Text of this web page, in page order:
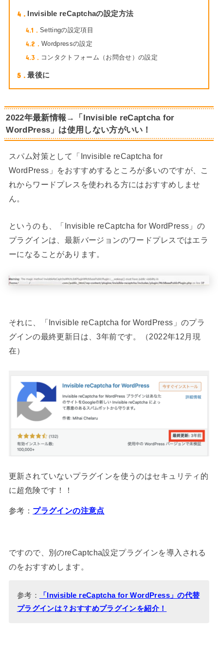
4 Invisible reCaptchaの設定方法
4.1 Settingの設定項目
4.2 Wordpressの設定
4.3 コンタクトフォーム（お問合せ）の設定
5 最後に
2022年最新情報→「Invisible reCaptcha for
WordPress」は使用しない方がいい！
スパム対策として「Invisible reCaptcha for
WordPress」をおすすめするところが多いのですが、こ
れからワードプレスを使われる方にはおすすめしませ
ん。
というのも、「Invisible reCaptcha for WordPress」の
プラグインは、最新バージョンのワードプレスではエラ
ーになることがあります。
それに、「Invisible reCaptcha for WordPress」のプラ
グインの最終更新日は、3年前です。（2022年12月現
在）
更新されていないプラグインを使うのはセキュリティ的
に超危険です！！
参考： プラグインの注意点
ですので、別のreCaptcha設定プラグインを導入される
のをおすすめします。
参考：
「Invisible reCaptcha for WordPress」の代替
プラグインは？おすすめプラグインを紹介！